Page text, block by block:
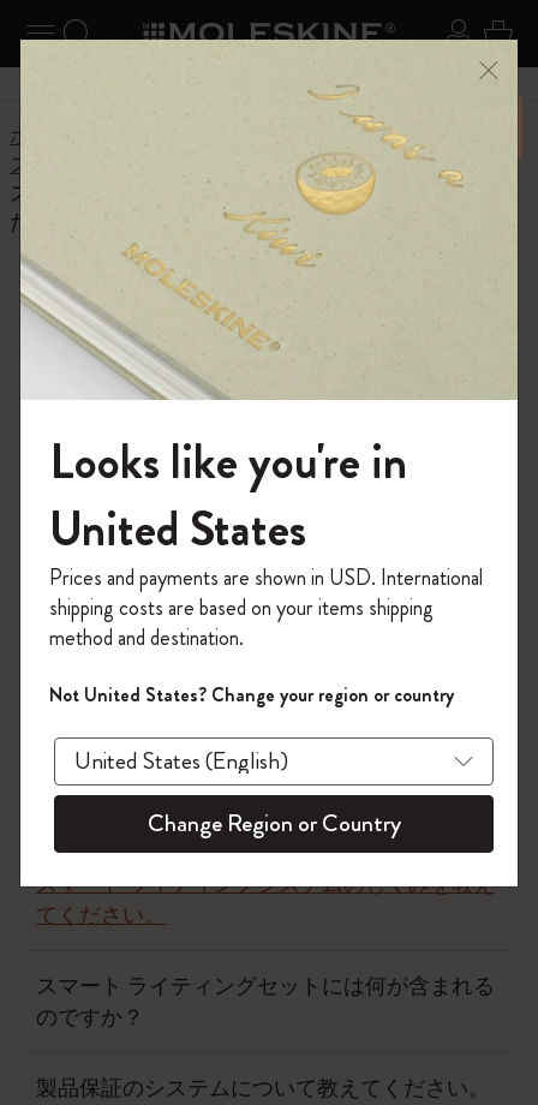
ナビゲーションの切替 ログ
検索 (キーワードなど) カ
6,500円以上のご購入で送料無料 メニ
ーを閉じる
ホーム
スマートライティングセット
スマート ライティングシステムのしくみを教えてく
ださい。
よくある質問に戻る
スマート ライティングシステム
のしくみを教えてください。
めきやアイデアを、テクノロジーを使って開花させ、記
録ツールの新たなる可能性を広げます。Bluetoothでモレ
スキンノートアプリと連動する「スマートペン」、ペー
ジ上のかくれたグリッド枠に記入された言葉や絵をデジ
タル化するNコード技術搭載の「スマートノートブッ
ク」がセットになっています。
スマート ライティングシステムについてもっと読む：
https://www.moleskine.com/en-us/shop/moleskine-
スマート ライティングシステム
スマート ライティングシステムのしくみを教え
てください。
スマート ライティングセットには何が含まれる
のですか？
製品保証のシステムについて教えてください。
モレスキンの世界へようこそ
「WELCOME10」を入力すると、初回注
文が10%オフ＋送料無料になります。セ
ール・アウトレット品は適用外。
Moleskineアカウントを作成して限定オフ
ァーや会員特典、さらに多くのインスピ
レーションを手に入れましょう。
今すぐ会員登録 !
Looks like you're in
United States
Prices and payments are shown in USD. International
shipping costs are based on your items shipping
method and destination.
Not United States? Change your region or country
Change Region or Country